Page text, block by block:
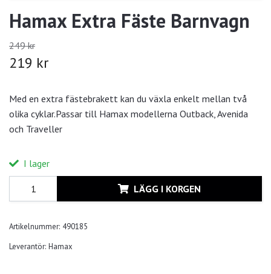
Hamax Extra Fäste Barnvagn
249 kr
219 kr
Med en extra fästebrakett kan du växla enkelt mellan två
olika cyklar.Passar till Hamax modellerna Outback, Avenida
och Traveller
I lager
LÄGG I KORGEN
Artikelnummer: 490185
Leverantör: Hamax